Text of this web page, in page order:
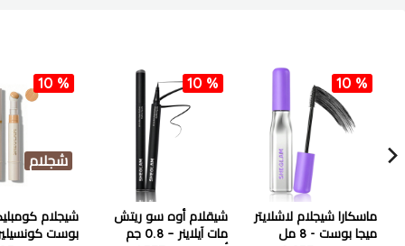
10 %
ماسكارا شيجلام لاشلايتر
ميجا بوست - 8 مل
10 %
شيقلام أوه سو ريتش
مات آيلاينر – 0.8 جم
شجلام
10 %
شيجلام
بوست